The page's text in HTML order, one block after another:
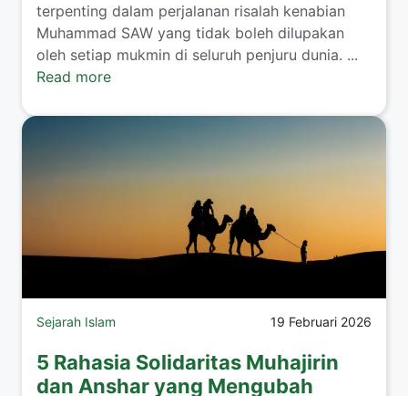
terpenting dalam perjalanan risalah kenabian
Muhammad SAW yang tidak boleh dilupakan
oleh setiap mukmin di seluruh penjuru dunia. ...
Read more
Sejarah Islam 19 Februari 2026
5 Rahasia Solidaritas Muhajirin
dan Anshar yang Mengubah